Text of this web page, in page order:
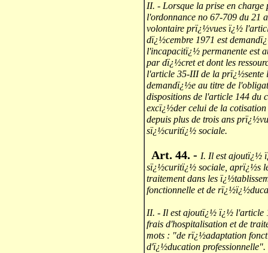
II. - Lorsque la prise en
l'ordonnance no 67-709 du 21
volontaire prï¿½vues ï¿½
dï¿½cembre 1971 est
l'incapacitï¿½ permanente est
par dï¿½cret et dont les
l'article 35-III de la prï¿½sente
demandï¿½e au titre de
dispositions de l'article 144 du
excï¿½der celui de la
depuis plus de trois ans
sï¿½curitï¿½ sociale.
Art. 44. - I. Il est ajoutï¿½
sï¿½curitï¿½ sociale, aprï¿½s
traitement dans les
fonctionnelle et de
II. - Il est ajoutï¿½ ï¿½ l'article
frais d'hospitalisation et de
mots : "de rï¿½adaptation
d'ï¿½ducation professionnelle".